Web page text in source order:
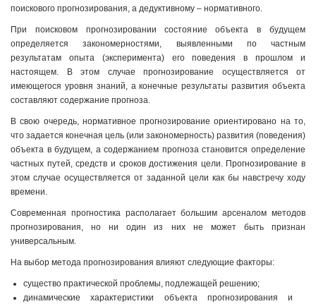
поискового прогнозирования, а дедуктивному – нормативного.
При поисковом прогнозировании состояние объекта в будущем
определяется закономерностями, выявленными по частным
результатам опыта (эксперимента) его поведения в прошлом и
настоящем. В этом случае прогнозирование осуществляется от
имеющегося уровня знаний, а конечные результаты развития объекта
составляют содержание прогноза.
В свою очередь, нормативное прогнозирование ориентировано на то,
что задается конечная цель (или закономерность) развития (поведения)
объекта в будущем, а содержанием прогноза становится определение
частных путей, средств и сроков достижения цели. Прогнозирование в
этом случае осуществляется от заданной цели как бы навстречу ходу
времени.
Современная прогностика располагает большим арсеналом методов
прогнозирования, но ни один из них не может быть признан
универсальным.
На выбор метода прогнозирования влияют следующие факторы:
существо практической проблемы, подлежащей решению;
динамические характеристики объекта прогнозирования и